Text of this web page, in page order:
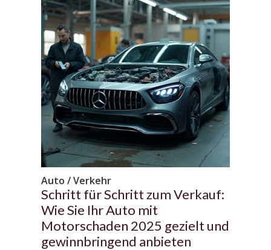
Auto / Verkehr
Schritt für Schritt zum Verkauf:
Wie Sie Ihr Auto mit
Motorschaden 2025 gezielt und
gewinnbringend anbieten